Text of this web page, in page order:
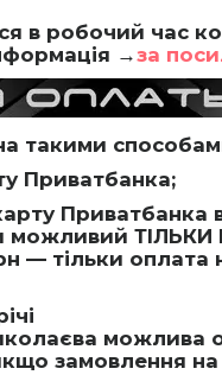
в робочий час
→за
такими
Приватбанка;
Приватбанка
можливий
— тільки оплата
можлива
замовлення